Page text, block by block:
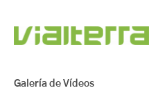
Galería de Vídeos